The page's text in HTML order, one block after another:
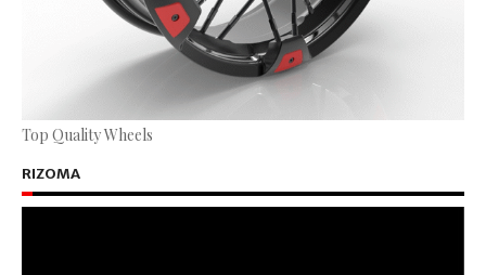
Top Quality Wheels
RIZOMA